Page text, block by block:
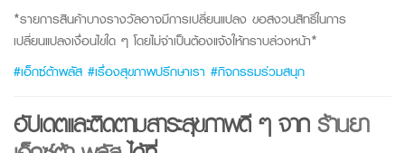
*รายการสินค้าบางรางวัลอาจมีการเปลี่ยนแปลง ขอสงวนสิทธิ์ในการ
เปลี่ยนแปลงเงื่อนไขใด ๆ โดยไม่จำเป็นต้องแจ้งให้ทราบล่วงหน้า*
#เอ็กซ์ต้าพลัส #เรื่องสุขภาพปรึกษาเรา #กิจกรรมร่วมสนุก
อัปเดตและติดตามสาระสุขภาพดี ๆ จากร้านยา